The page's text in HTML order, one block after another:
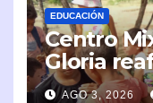
EDUCACIÓN
Centro
Gloria
en la
AGO 3, 2026